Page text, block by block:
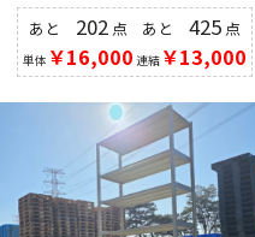
あと 202 点
単体 ￥16,000
あと 425点
連結￥13,000